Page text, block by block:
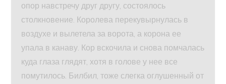
опор навстречу друг другу, состоялось
столкновение. Королева перекувырнулась в
воздухе и вылетела за ворота, а корона ее
упала в канаву. Кор вскочила и снова помчалась
куда глаза глядят, хотя в голове у нее все
помутилось. Билбил, тоже слегка оглушенный от